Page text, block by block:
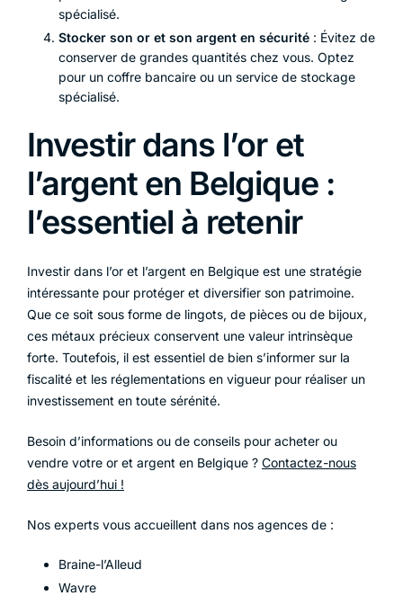
spécialisé.
Stocker son or et son argent en sécurité : Évitez de
conserver de grandes quantités chez vous. Optez
pour un coffre bancaire ou un service de stockage
spécialisé.
Investir dans l’or et
l’argent en Belgique :
l’essentiel à retenir
Investir dans l’or et l’argent en Belgique est une stratégie
intéressante pour protéger et diversifier son patrimoine.
Que ce soit sous forme de lingots, de pièces ou de bijoux,
ces métaux précieux conservent une valeur intrinsèque
forte. Toutefois, il est essentiel de bien s’informer sur la
fiscalité et les réglementations en vigueur pour réaliser un
investissement en toute sérénité.
Besoin d’informations ou de conseils pour acheter ou
vendre votre or et argent en Belgique ? Contactez-nous
dès aujourd’hui !
Nos experts vous accueillent dans nos agences de :
Braine-l’Alleud
Wavre